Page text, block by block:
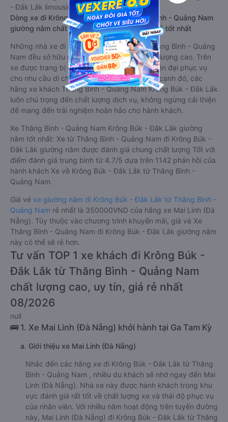
- Đắk Lắk limousine này có thể sẽ rẻ hơn
Dòng xe đi Krông Búk - Đắk Lắk từ Thăng Bình - Quảng Nam
giường nằm chất lượng cao: Thoải mái, giá cả tốt nhất
Những nhà xe đi Krông Búk - Đắk Lắk từ Thăng Bình - Quảng
Nam đều sở hữu những xe giường nằm chất lượng cao. Trên
xe được trang bị đầy đủ các trang thiết bị hiện đại phục vụ
cho nhu cầu di chuyển của hành khách. Bên cạnh đó, các
hãng xe khách Thăng Bình - Quảng Nam Krông Búk - Đắk Lắk
luôn chú trọng đến chất lượng dịch vụ, không ngừng cải thiện
để mang đến trải nghiệm hoàn hảo cho hành khách.
Xe Thăng Bình - Quảng Nam Krông Búk - Đắk Lắk giường
nằm tốt nhất: Xe từ Thăng Bình - Quảng Nam đi Krông Búk -
Đắk Lắk giường nằm được đánh giá chung chất lượng Tốt với
điểm đánh giá trung bình từ 4.7/5 dựa trên 1142 phản hồi của
hành khách Xe về Krông Búk - Đắk Lắk từ Thăng Bình -
Quảng Nam.
Giá vé xe giường nằm đi Krông Búk - Đắk Lắk từ Thăng Bình -
Quảng Nam rẻ nhất là 350000VND của hãng xe Mai Linh (Đà
Nẵng). Tùy thuộc vào chương trình khuyến mãi, giá vé Xe
Thăng Bình - Quảng Nam đi Krông Búk - Đắk Lắk giường nằm
này có thể sẽ rẻ hơn.
Tư vấn TOP 1 xe khách đi Krông Búk -
Đắk Lắk từ Thăng Bình - Quảng Nam
chất lượng cao, uy tín, giá rẻ nhất
08/2026
null
🚌 1. Xe Mai Linh (Đà Nẵng) khởi hành tại Ga Tam Kỳ
a. Giới thiệu xe Mai Linh (Đà Nẵng)
Nhắc đến các hãng xe đi Krông Búk - Đắk Lắk từ Thăng
Bình - Quảng Nam , nhiều du khách sẽ nhớ ngay đến Mai
Linh (Đà Nẵng). Nhà xe này được hành khách trong khu
vực đánh giá rất tốt về chất lượng xe và thái độ phục vụ
của nhân viên. Với nhiều năm hoạt động trên tuyến đường
này, Mai Linh (Đà Nẵng) đi Krông Búk - Đắk Lắk từ Thăng